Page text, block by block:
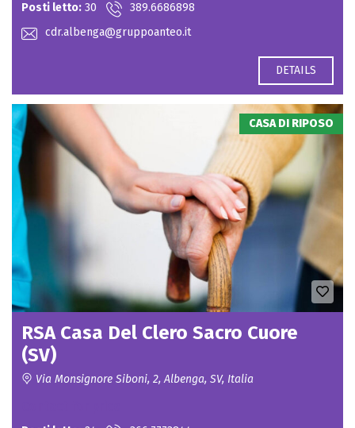
Posti letto: 30
389.6686898
cdr.albenga@gruppoanteo.it
DETAILS
CASA DI RIPOSO
RSA Casa Del Clero Sacro Cuore
(SV)
Via Monsignore Siboni, 2, Albenga, SV, Italia